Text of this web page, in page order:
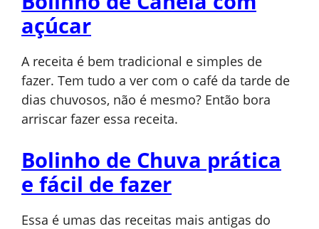
açúcar
A receita é bem tradicional e simples de
fazer. Tem tudo a ver com o café da tarde de
dias chuvosos, não é mesmo? Então bora
arriscar fazer essa receita.
Bolinho de Chuva prática
e fácil de fazer
Essa é umas das receitas mais antigas do